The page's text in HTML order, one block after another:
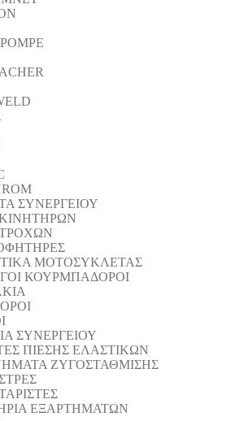
ΣΥΝΕΡΓΕΙΟΥ
ΚΙΝΗΤΗΡΩΝ
ΤΡΟΧΩΝ
ΜΟΤΟΣΥΚΛΕΤΑΣ
ΚΟΥΡΜΠΑΔΟΡΟΙ
ΣΥΝΕΡΓΕΙΟΥ
ΠΙΕΣΗΣ ΕΛΑΣΤΙΚΩΝ
ΖΥΓΟΣΤΑΘΜΙΣΗΣ
ΕΞΑΡΤΗΜΑΤΩΝ